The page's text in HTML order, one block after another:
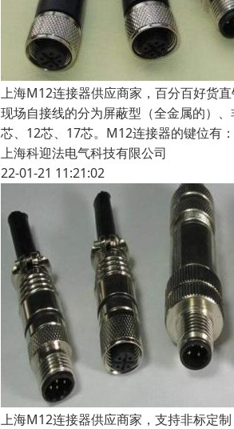
上海M12连接器供应商家，百分百好货直
现场自接线的分为屏蔽型（全金属的）
芯、12芯、17芯。M12连接器的键位有
上海科迎法电气科技有限公司
22-01-21 11:21:02
上海M12连接器供应商家，支持非标定制